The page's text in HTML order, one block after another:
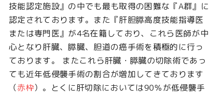
技能認定施設』の中でも最も取得の困難な『A群』に
認定されております。また『肝胆膵高度技能指導医
または専門医』が4名在籍しており、これら医師が中
心となり肝臓、膵臓、胆道の癌手術を積極的に行っ
ております。 またこれら肝臓・膵臓の切除術であっ
ても近年低侵襲手術の割合が増加してきております
（赤枠）。とくに肝切除においては90％が低侵襲手